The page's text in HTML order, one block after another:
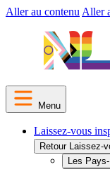
Aller au contenu Aller
Menu
Laissez-vous
Retour Laissez-
Les